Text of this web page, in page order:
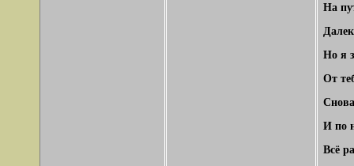
На
Но я
От
И по
Всё